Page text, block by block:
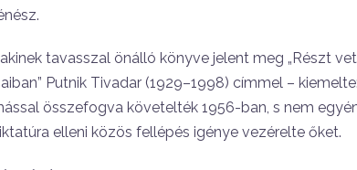
tavasszal önálló könyve jelent meg „Részt
Putnik Tivadar (1929–1998) címmel –
összefogva követelték 1956-ban, s nem
elleni közös fellépés igénye vezérelte őket.